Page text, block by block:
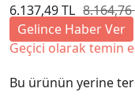
6.137,49 TL 8.164,76
Gelince Haber Ver
Geçici olarak temin
Bu ürünün yerine